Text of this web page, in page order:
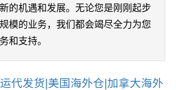
的机遇和发展。无论您是刚刚起步
模的业务，我们都会竭尽全力为您
和支持。
代发货|美国海外仓|加拿大海外